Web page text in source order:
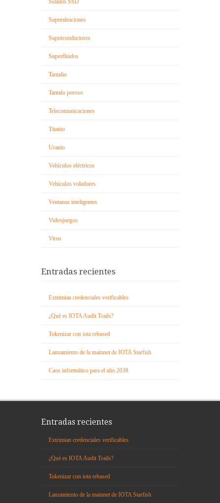
Superaleaciones
Superconductores
Superfluidos
Tantalio
Tantalo poroso
Telecomunicaciones
Titanio
Uranio
Vehículos eléctricos
Vehículos voladores
Ventanas inteligentes
Videojuegos
Virus
Entradas recientes
Extrimian credenciales verificables
¿Qué es IOTA Audit Trails?
Tokenizar con iota rebased
Lanzamiento de la mainnet de IOTA Starfish
Caos informático para el año 2038
Entradas recientes
Extrimian credenciales verificables
¿Qué es IOTA Audit Trails?
Tokenizar con iota rebased
Lanzamiento de la mainnet de IOTA Starfish